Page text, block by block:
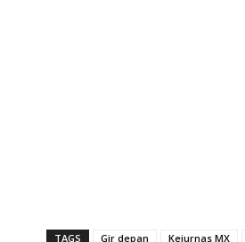
TAGS Gir depan Kejurnas MX